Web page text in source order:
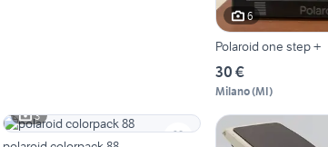
6
Polaroid one step +
30 €
Milano(MI)
3